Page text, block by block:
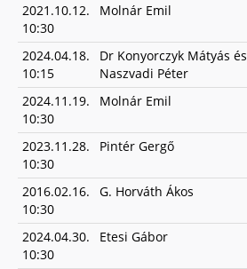
2021.10.12.
10:30
Molnár Emil
2024.04.18.
10:15
Dr Konyorczyk Mátyás és
Naszvadi Péter
2024.11.19.
10:30
Molnár Emil
2023.11.28.
10:30
Pintér Gergő
2016.02.16.
10:30
G. Horváth Ákos
2024.04.30.
10:30
Etesi Gábor